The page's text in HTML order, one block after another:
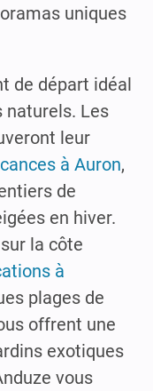
uniques
de départ idéal
naturels. Les
leur
à Auron,
de
en hiver.
la côte
à
plages de
offrent une
exotiques
vous